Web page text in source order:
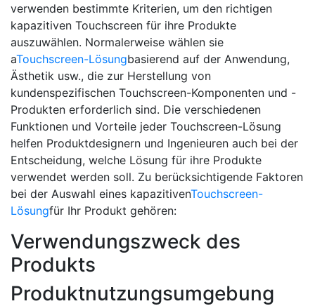
verwenden bestimmte Kriterien, um den richtigen
kapazitiven Touchscreen für ihre Produkte
auszuwählen. Normalerweise wählen sie
aTouchscreen-Lösungbasierend auf der Anwendung,
Ästhetik usw., die zur Herstellung von
kundenspezifischen Touchscreen-Komponenten und -
Produkten erforderlich sind. Die verschiedenen
Funktionen und Vorteile jeder Touchscreen-Lösung
helfen Produktdesignern und Ingenieuren auch bei der
Entscheidung, welche Lösung für ihre Produkte
verwendet werden soll. Zu berücksichtigende Faktoren
bei der Auswahl eines kapazitivenTouchscreen-
Lösungfür Ihr Produkt gehören:
Verwendungszweck des
Produkts
Produktnutzungsumgebung